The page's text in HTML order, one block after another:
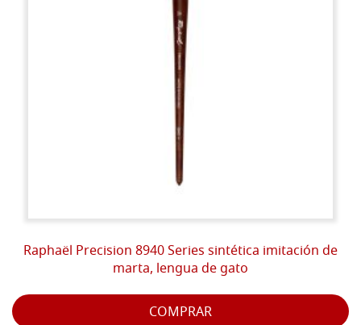
Raphaël Precision 8940 Series sintética imitación de
marta, lengua de gato
COMPRAR